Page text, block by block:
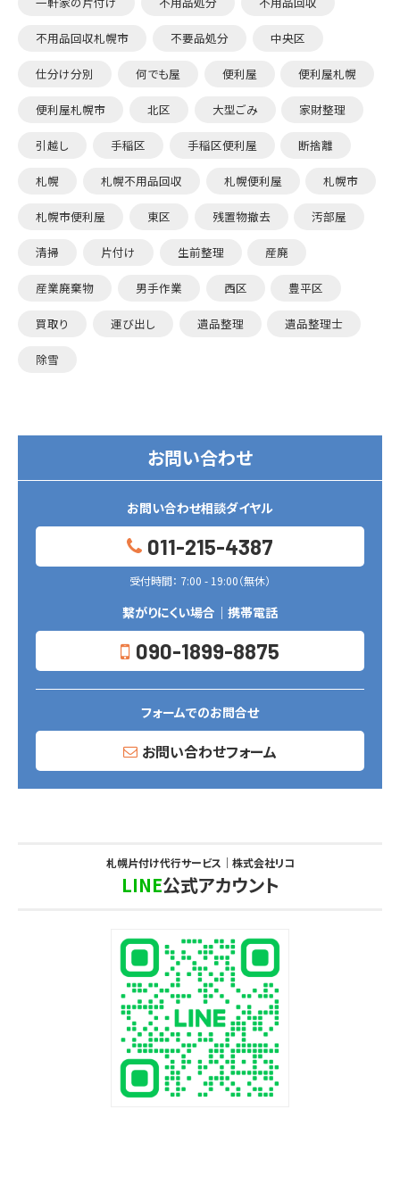
不用品回収札幌市 不要品処分 中央区
仕分け分別 何でも屋 便利屋 便利屋札幌
便利屋札幌市 北区 大型ごみ 家財整理
引越し 手稲区 手稲区便利屋 断捨離
札幌 札幌不用品回収 札幌便利屋 札幌市
札幌市便利屋 東区 残置物撤去 汚部屋
清掃 片付け 生前整理 産廃
産業廃棄物 男手作業 西区 豊平区
買取り 運び出し 遺品整理 遺品整理士
除雪
お問い合わせ
お問い合わせ相談ダイヤル
011-215-4387
受付時間： 7:00 - 19:00（無休）
繋がりにくい場合｜携帯電話
090-1899-8875
フォームでのお問合せ
お問い合わせフォーム
札幌片付け代行サービス｜株式会社リコ
LINE公式アカウント